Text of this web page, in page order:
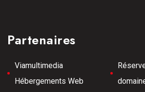
Partenaires
Viamultimedia
Hébergements Web